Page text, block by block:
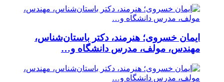
ایمان خسروی؛ هنرمند، دکتر باستان‌شناس،
مهندس، مولف، مدرس دانشگاه و…